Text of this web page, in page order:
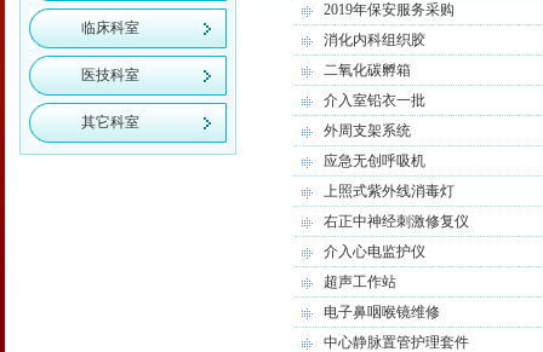
临床科室
医技科室
其它科室
2019年保安服务采购
消化内科组织胶
二氧化碳孵箱
介入室铅衣一批
外周支架系统
应急无创呼吸机
上照式紫外线消毒灯
右正中神经刺激修复仪
介入心电监护仪
超声工作站
电子鼻咽喉镜维修
中心静脉置管护理套件